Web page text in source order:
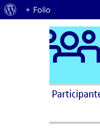
Acerca de WordPress
+ Folio
Saltar al contenido